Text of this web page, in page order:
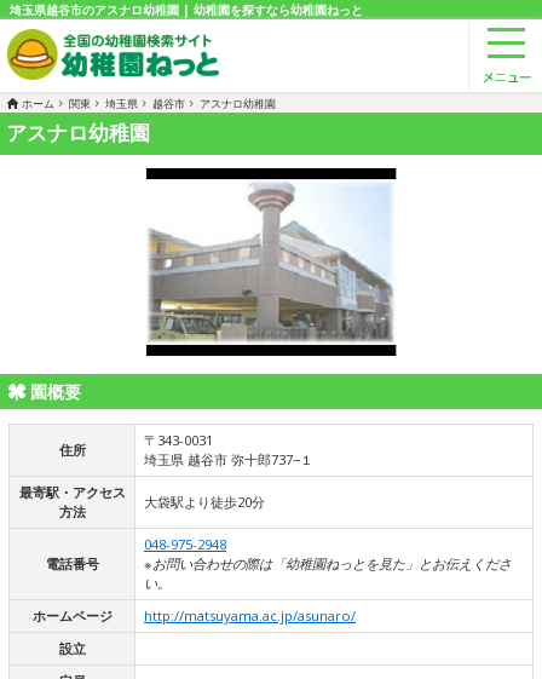
埼玉県越谷市のアスナロ幼稚園 | 幼稚園を探すなら幼稚園ねっと
ホーム 関東 埼玉県 越谷市 アスナロ幼稚園
アスナロ幼稚園
園概要
住所
〒343-0031
埼玉県 越谷市 弥十郎737−１
最寄駅・アクセス
方法
大袋駅より徒歩20分
電話番号
048-975-2948
※お問い合わせの際は「幼稚園ねっとを見た」とお伝えくださ
い。
ホームページ
http://matsuyama.ac.jp/asunaro/
設立